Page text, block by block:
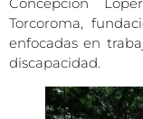
Torcoroma,
enfocadas en
discapacidad.